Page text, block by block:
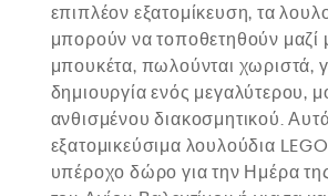
επιπλέον εξατομίκευση, τα
μπορούν να τοποθετηθούν μαζί
μπουκέτα, πωλούνται χωριστά,
δημιουργία ενός μεγαλύτερου,
ανθισμένου διακοσμητικού.
εξατομικεύσιμα λουλούδια LEGO
υπέροχο δώρο για την Ημέρα